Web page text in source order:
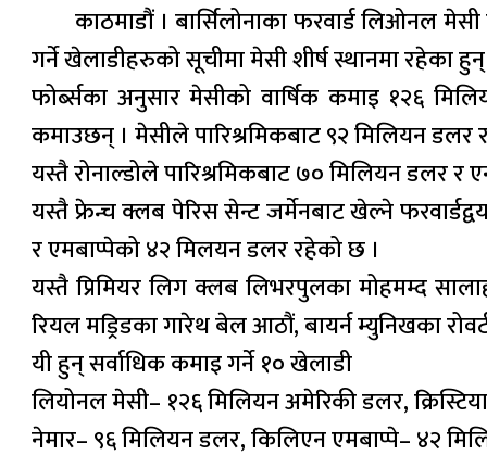
काठमाडौं । बार्सिलोनाका फरवार्ड लिओनल
गर्ने खेलाडीहरुको सूचीमा मेसी शीर्ष स्थानमा रहेका
फोर्ब्सका अनुसार मेसीको वार्षिक कमाइ १२६
कमाउछन् । मेसीले पारिश्रमिकबाट ९२ मिलियन
यस्तै रोनाल्डोले पारिश्रमिकबाट ७० मिलियन
यस्तै फ्रेन्च क्लब पेरिस सेन्ट जर्मेनबाट खेल्ने
र एमबाप्पेको ४२ मिलयन डलर रहेको छ ।
यस्तै प्रिमियर लिग क्लब लिभरपुलका मोहमम्द
रियल मड्रिडका गारेथ बेल आठौं, बायर्न म्युनिखका
यी हुन् सर्वाधिक कमाइ गर्ने १० खेलाडी
लियोनल मेसी– १२६ मिलियन अमेरिकी डलर,
नेमार– ९६ मिलियन डलर, किलिएन एमबाप्पे– ४२